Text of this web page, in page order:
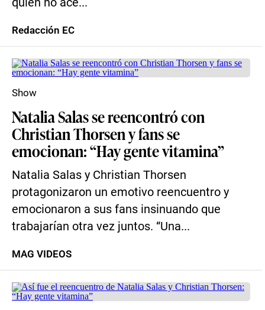
Redacción EC
Natalia Salas se reencontró con
Christian Thorsen y fans se
emocionan: “Hay gente vitamina”
Natalia Salas y Christian Thorsen
protagonizaron un emotivo reencuentro y
emocionaron a sus fans insinuando que
trabajarían otra vez juntos. “Una...
Show
MAG VIDEOS